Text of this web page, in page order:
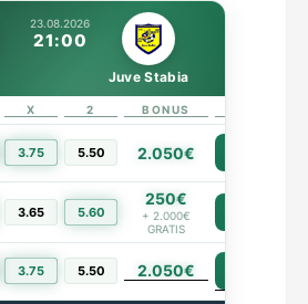
23.08.2026
21:00
Juve Stabia
X 2 BONUS
3.75 5.50 2.050€
3.65 5.60
250€
+ 2.000€
GRATIS
3.75 5.50 2.050€